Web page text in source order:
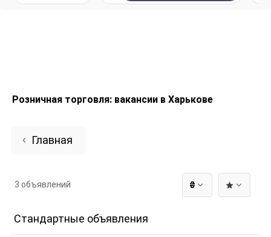
Розничная торговля: вакансии в Харькове
Главная
₴
3 объявлений
Стандартные объявления